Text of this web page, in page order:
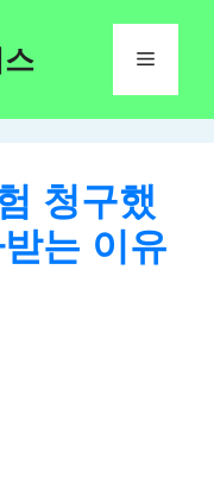
Menu
청구했
는 이유